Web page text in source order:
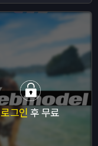
로그인 후 무료